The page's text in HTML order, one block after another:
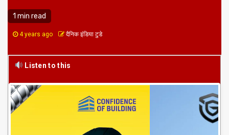
1 min read
4 years ago दैनिक इंडिया टुडे
Listen to this